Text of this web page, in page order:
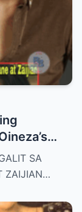
—
as Fans
SA
ZAIJIAN…